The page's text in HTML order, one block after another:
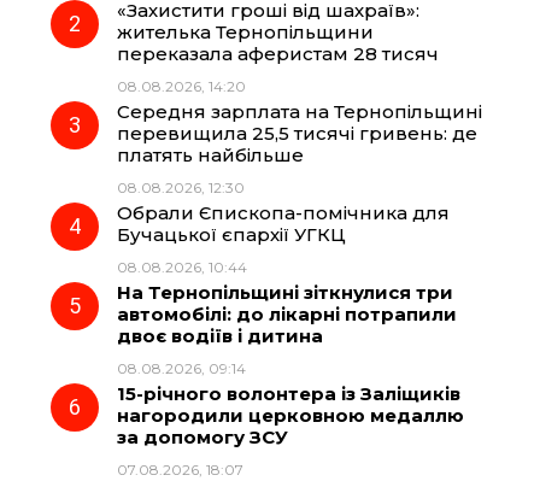
o
k
r
a
m
«Захистити гроші від шахраїв»:
жителька Тернопільщини
переказала аферистам 28 тисяч
08.08.2026, 14:20
Середня зарплата на Тернопільщині
перевищила 25,5 тисячі гривень: де
платять найбільше
08.08.2026, 12:30
Обрали Єпископа-помічника для
Бучацької єпархії УГКЦ
08.08.2026, 10:44
На Тернопільщині зіткнулися три
автомобілі: до лікарні потрапили
двоє водіїв і дитина
08.08.2026, 09:14
15-річного волонтера із Заліщиків
нагородили церковною медаллю
за допомогу ЗСУ
07.08.2026, 18:07